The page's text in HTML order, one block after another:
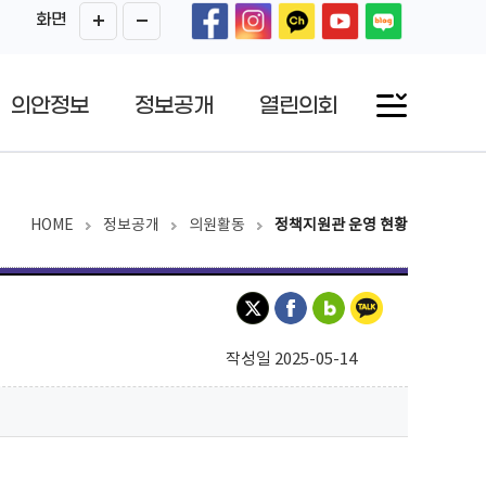
화면
의안정보 정보공개 열린의회
HOME 정보공개 의원활동 정책지원관 운영 현황
작성일 2025-05-14